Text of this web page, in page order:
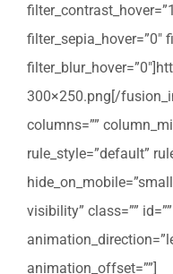
filter_sepia_hover=”0″
300×250.png[/
columns=””
rule_style=”default”
visibility” class=””
animation_offset=””]